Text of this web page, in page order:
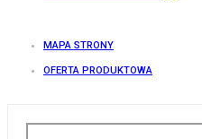
MAPA STRONY
OFERTA PRODUKTOWA